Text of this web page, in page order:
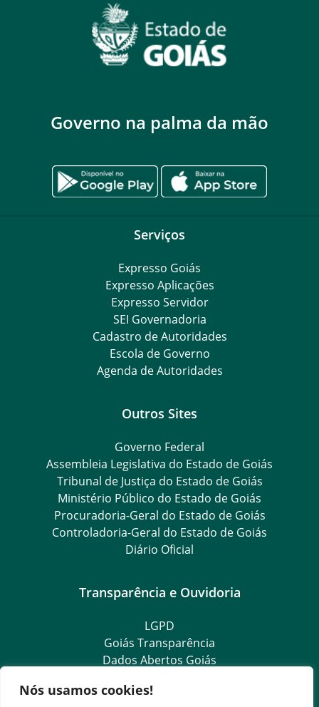
Nós usamos cookies!
Governo na palma da mão
Serviços
Expresso Goiás
Expresso Aplicações
Expresso Servidor
SEI Governadoria
Cadastro de Autoridades
Escola de Governo
Agenda de Autoridades
Outros Sites
Governo Federal
Assembleia Legislativa do Estado de Goiás
Tribunal de Justiça do Estado de Goiás
Ministério Público do Estado de Goiás
Procuradoria-Geral do Estado de Goiás
Controladoria-Geral do Estado de Goiás
Diário Oficial
Transparência e Ouvidoria
LGPD
Goiás Transparência
Dados Abertos Goiás
SIC – Serviço de Informação ao Cidadão